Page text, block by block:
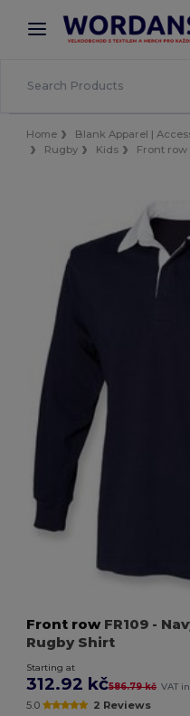
× Aplikace
Lepší ceny v aplikaci!
Home Blank Apparel |
Rugby
Kids Front row
Front rowFR109 -
Rugby Shirt
Starting at
312.92 kč586.79 kč VAT
5.0 2 Reviews